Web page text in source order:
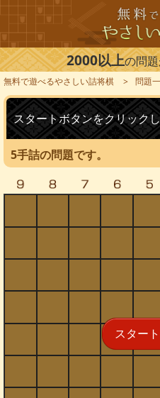
2000以上の問
無料で遊べるやさしい詰将棋 問題
スタートボタンをクリック
5手詰の問題です。
スター